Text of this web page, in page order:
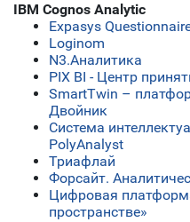
IBM Cognos Analytic
Expasys
Loginom
N3.Аналитика
PIX BI - Центр
SmartTwin –
Двойник
Система
PolyAnalyst
Триафлай
Форсайт.
Цифровая
пространстве»